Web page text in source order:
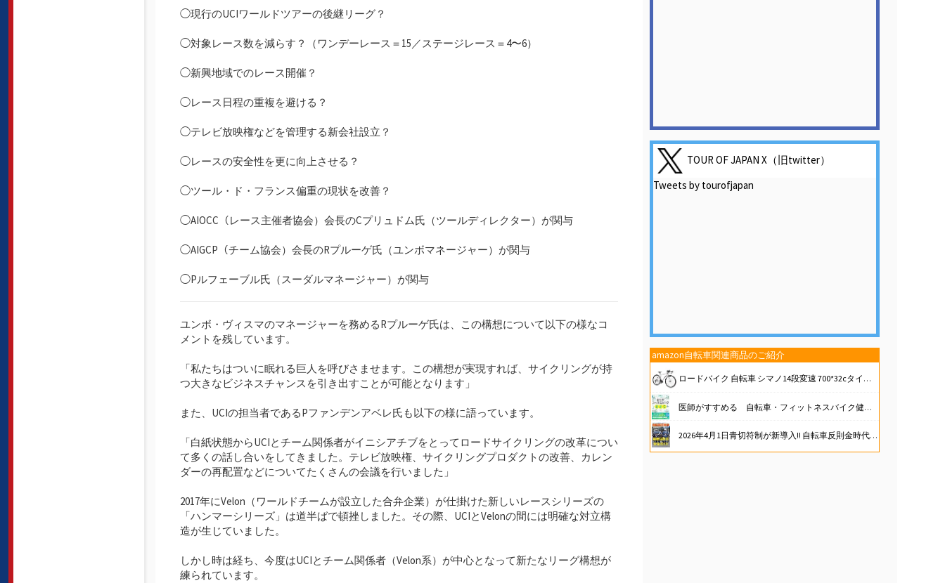
◯現行のUCIワールドツアーの後継リーグ？
◯対象レース数を減らす？（ワンデーレース＝15／ステージレース＝4〜6）
◯新興地域でのレース開催？
◯レース日程の重複を避ける？
◯テレビ放映権などを管理する新会社設立？
◯レースの安全性を更に向上させる？
◯ツール・ド・フランス偏重の現状を改善？
◯AIOCC（レース主催者協会）会長のCプリュドム氏（ツールディレクター）が関与
◯AIGCP（チーム協会）会長のRプルーゲ氏（ユンボマネージャー）が関与
◯Pルフェーブル氏（スーダルマネージャー）が関与
ユンボ・ヴィスマのマネージャーを務めるRプルーゲ氏は、この構想について以下の様なコ
メントを残しています。
「私たちはついに眠れる巨人を呼びさませます。この構想が実現すれば、サイクリングが持
つ大きなビジネスチャンスを引き出すことが可能となります」
また、UCIの担当者であるPファンデンアベレ氏も以下の様に語っています。
「白紙状態からUCIとチーム関係者がイニシアチブをとってロードサイクリングの改革につい
て多くの話し合いをしてきました。テレビ放映権、サイクリングプロダクトの改善、カレン
ダーの再配置などについてたくさんの会議を行いました」
2017年にVelon（ワールドチームが設立した合弁企業）が仕掛けた新しいレースシリーズの
「ハンマーシリーズ」は道半ばで頓挫しました。その際、UCIとVelonの間には明確な対立構
造が生じていました。
しかし時は経ち、今度はUCIとチーム関係者（Velon系）が中心となって新たなリーグ構想が
練られています。
TOUR OF JAPAN X（旧twitter）
Tweets by tourofjapan
amazon自転車関連商品のご紹介
ロードバイク 自転車 シマノ14段変速 700*32cタイヤ ドロップハンドル 補助ブレーキ搭載 前後キャリパーブレーキ 超軽量高炭素鋼フレーム (ホワイト)
医師がすすめる 自転車・フィットネスバイク健康法
2026年4月1日青切符制が新導入!! 自転車反則金時代到来!最新法改正&安全ガイド (別冊ベストカー)